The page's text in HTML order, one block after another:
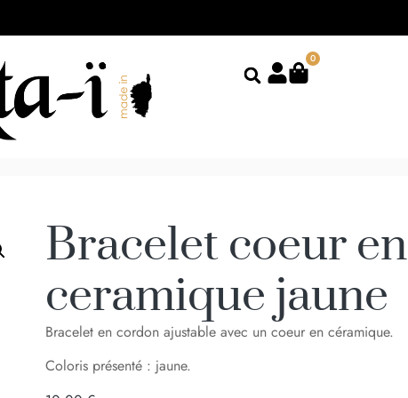
0
Bracelet coeur en
ceramique jaune
Bracelet en cordon ajustable avec un coeur en céramique.
Coloris présenté : jaune.